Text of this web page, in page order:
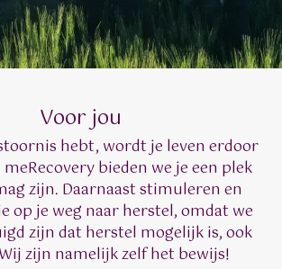
Voor jou
hebt, wordt je leven erdoor
bieden we je een plek
zijn. Daarnaast stimuleren en
op je weg naar herstel, omdat we
zijn dat herstel mogelijk is, ook
zijn namelijk zelf het bewijs!